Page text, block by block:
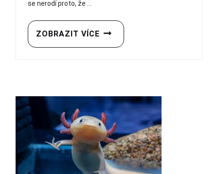
se nerodí proto, že ...
ZOBRAZIT VÍCE